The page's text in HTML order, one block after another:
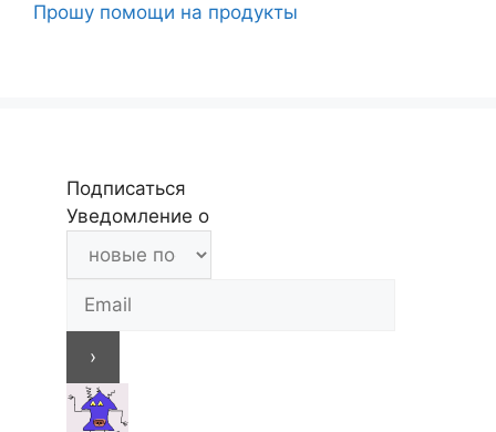
Прошу помощи на продукты
Подписаться
Уведомление о